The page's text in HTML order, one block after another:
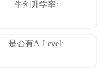
牛剑升学率:
是否有A-Level: